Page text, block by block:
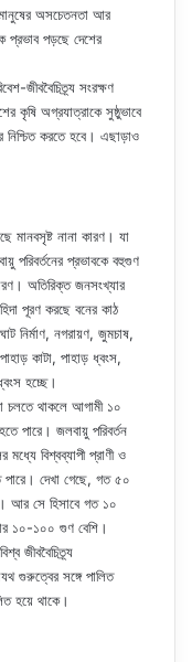
মানুষের অসচেতনতা আর
প্রভাব পড়ছে দেশের
জীববৈচিত্র্য সংরক্ষণ
কৃষি অগ্রযাত্রাকে সুষ্ঠুভাবে
নিশ্চিত করতে হবে। এছাড়াও
মানবসৃষ্ট নানা কারণ। যা
পরিবর্তনের প্রভাবকে বহুগুণ
অতিরিক্ত জনসংখ্যার
পূরণ করছে বনের কাঠ
নির্মাণ, নগরায়ণ, জুমচাষ,
কাটা, পাহাড় ধ্বংস,
হচ্ছে।
চলতে থাকলে আগামী ১০
পারে। জলবায়ু পরিবর্তন
বিশ্বব্যাপী প্রাণী ও
পারে। দেখা গেছে, গত ৫০
আর সে হিসাবে গত ১০
১০-১০০ গুণ বেশি।
জীববৈচিত্র্য
গুরুত্বের সঙ্গে পালিত
হয়ে থাকে।